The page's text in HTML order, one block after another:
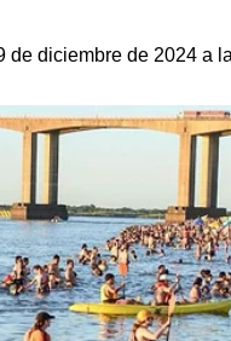
de diciembre de 2024 a